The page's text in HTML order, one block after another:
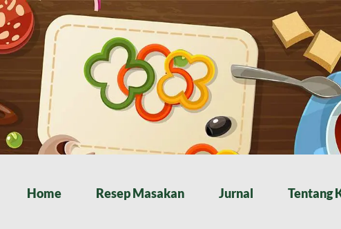
Home Resep Masakan Jurnal Tentang